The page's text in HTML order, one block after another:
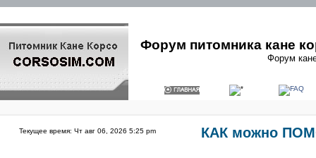
Форум питомника кане
Форум
Текущее время: Чт авг 06, 2026 5:25 pm КАК можно